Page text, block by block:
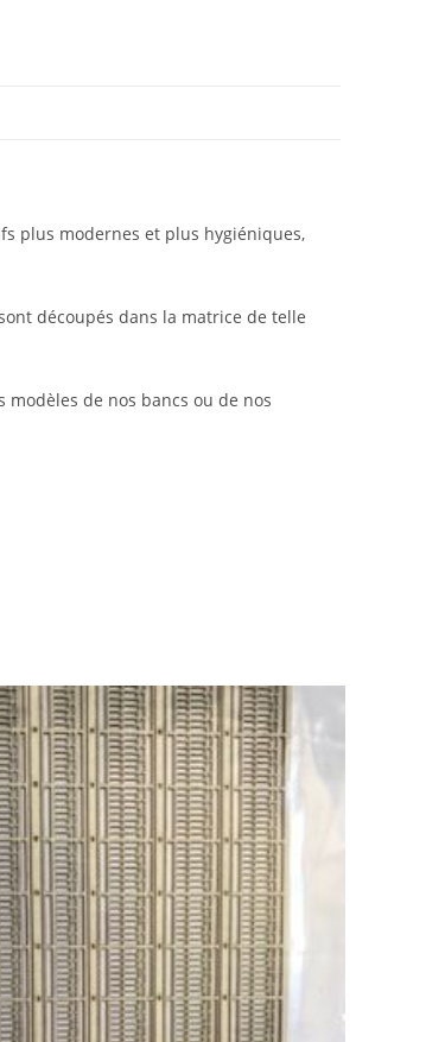
plus modernes et plus hygiéniques,
découpés dans la matrice de telle
de nos bancs ou de nos